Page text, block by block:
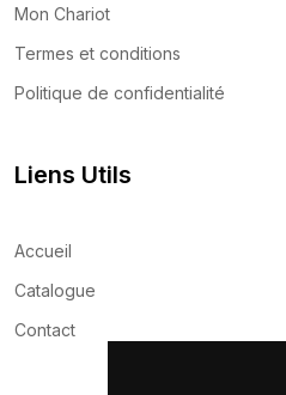
Mon Chariot
Termes et conditions
Politique de confidentialité
Liens Utils
Accueil
Catalogue
Contact